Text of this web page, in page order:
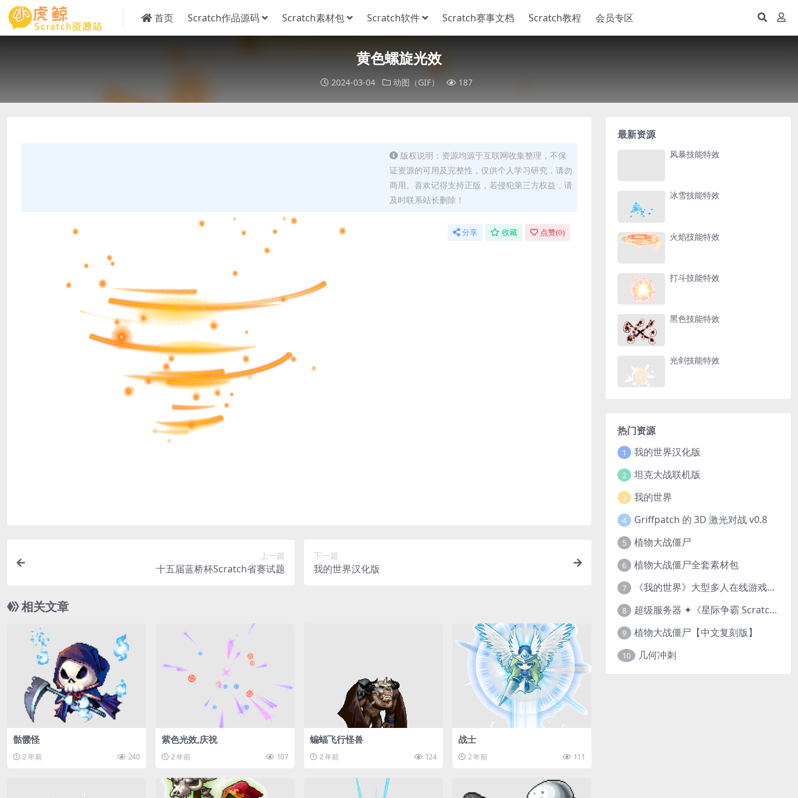
首页 Scratch作品源码 Scratch素材包 Scratch软件 Scratch赛事文档 Scratch教程 会员专区
黄色螺旋光效
2024-03-04 动图（GIF） 187
版权说明：资源均源于互联网收集整理，不保
证资源的可用及完整性，仅供个人学习研究，请勿
商用。喜欢记得支持正版，若侵犯第三方权益，请
及时联系站长删除！
分享 收藏 点赞(0)
上一篇
十五届蓝桥杯Scratch省赛试题
下一篇
我的世界汉化版
相关文章
骷髅怪
2 年前 240
紫色光效,庆祝
2 年前 107
蝙蝠飞行怪兽
2 年前 124
战士
2 年前 111
最新资源
风暴技能特效
冰雪技能特效
火焰技能特效
打斗技能特效
黑色技能特效
光剑技能特效
热门资源
1 我的世界汉化版
2 坦克大战联机版
3 我的世界
4 Griffpatch 的 3D 激光对战 v0.8
5 植物大战僵尸
6 植物大战僵尸全套素材包
7 《我的世界》大型多人在线游戏（MMO）v1.7
8 超级服务器 ✦《星际争霸 Scratch（经典版本）》
9 植物大战僵尸【中文复刻版】
10 几何冲刺